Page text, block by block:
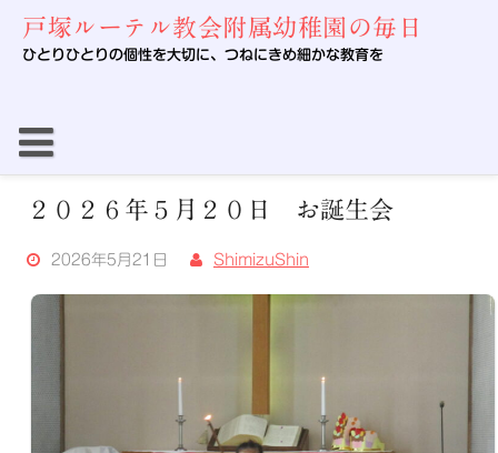
content
戸塚ルーテル教会附属幼稚園の毎日
ひとりひとりの個性を大切に、つねにきめ細かな教育を
２０２６年５月２０日 お誕生会
2026年5月21日 ShimizuShin